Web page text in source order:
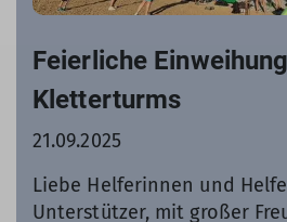
Feierliche
Kletterturms
21.09.2025
Liebe Helferinnen und
Unterstützer, mit großer